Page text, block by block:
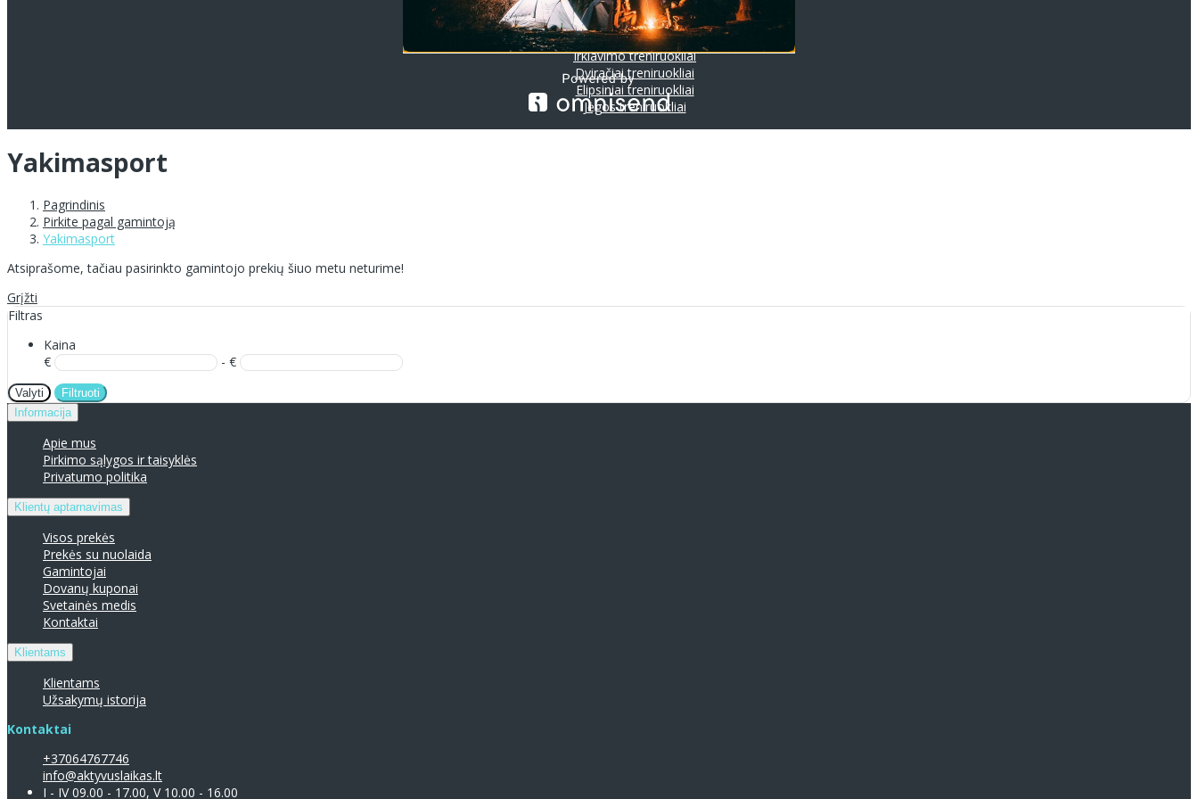
Treniruokliai
Bėgimo takeliai
Irklavimo treniruokliai
Dviračiai treniruokliai
Elipsiniai treniruokliai
Jėgos treniruokliai
Yakimasport
Pagrindinis
Pirkite pagal gamintoją
Yakimasport
Atsiprašome, tačiau pasirinkto gamintojo prekių šiuo metu neturime!
Grįžti
Filtras
Kaina
€
- €
Valyti
Filtruoti
Informacija
Apie mus
Pirkimo sąlygos ir taisyklės
Privatumo politika
Klientų aptarnavimas
Visos prekės
Prekės su nuolaida
Gamintojai
Dovanų kuponai
Svetainės medis
Kontaktai
Klientams
Klientams
Užsakymų istorija
Kontaktai
+37064767746
info@aktyvuslaikas.lt
I - IV 09.00 - 17.00, V 10.00 - 16.00